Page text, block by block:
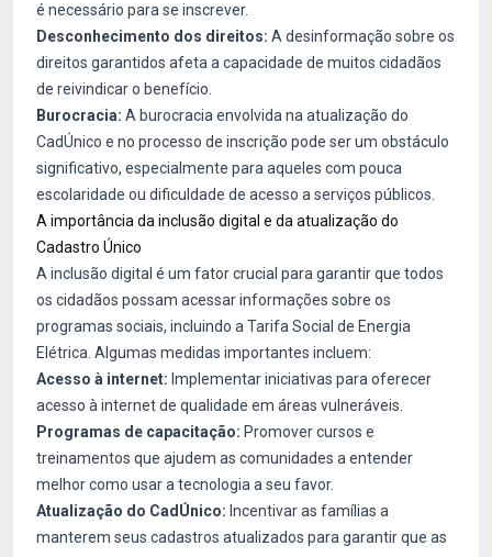
é necessário para se inscrever.
Desconhecimento dos direitos: A desinformação sobre os
direitos garantidos afeta a capacidade de muitos cidadãos
de reivindicar o benefício.
Burocracia: A burocracia envolvida na atualização do
CadÚnico e no processo de inscrição pode ser um obstáculo
significativo, especialmente para aqueles com pouca
escolaridade ou dificuldade de acesso a serviços públicos.
A importância da inclusão digital e da atualização do
Cadastro Único
A inclusão digital é um fator crucial para garantir que todos
os cidadãos possam acessar informações sobre os
programas sociais, incluindo a Tarifa Social de Energia
Elétrica. Algumas medidas importantes incluem:
Acesso à internet: Implementar iniciativas para oferecer
acesso à internet de qualidade em áreas vulneráveis.
Programas de capacitação: Promover cursos e
treinamentos que ajudem as comunidades a entender
melhor como usar a tecnologia a seu favor.
Atualização do CadÚnico: Incentivar as famílias a
manterem seus cadastros atualizados para garantir que as